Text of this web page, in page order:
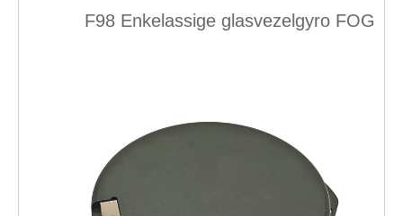
F98 Enkelassige glasvezelgyro FOG